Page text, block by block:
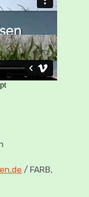
/ FARB,